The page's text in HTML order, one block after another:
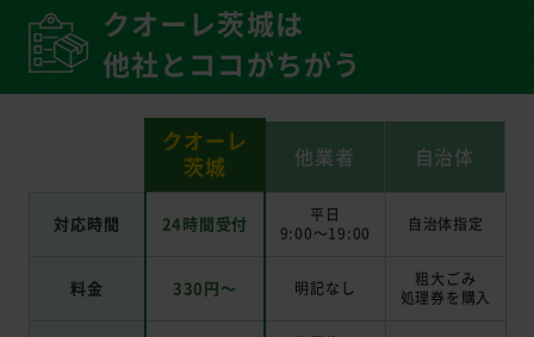
クオーレ茨城は
他社とココがちがう
クオーレ
茨城
他業者 自治体
対応時間 24時間受付
平日
9:00～19:00
自治体指定
料金 330円～ 明記なし
粗大ごみ
処理券を 購入